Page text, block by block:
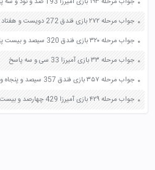
جواب مرحله ۲۷۲ بازی فندق 272 دویست و هفتاد و دو پاسخ
جواب مرحله ۳۲۰ بازی فندق 320 سیصد و بیست پاسخ
جواب مرحله ۳۳ بازی آمیرزا 33 سی و سه پاسخ
جواب مرحله ۳۵۷ بازی فندق 357 سیصد و پنجاه و هفت پاسخ
جواب مرحله ۴۲۹ بازی آمیرزا 429 چهارصد و بیست و نه پاسخ